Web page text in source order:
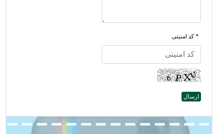
* کد امنیتی